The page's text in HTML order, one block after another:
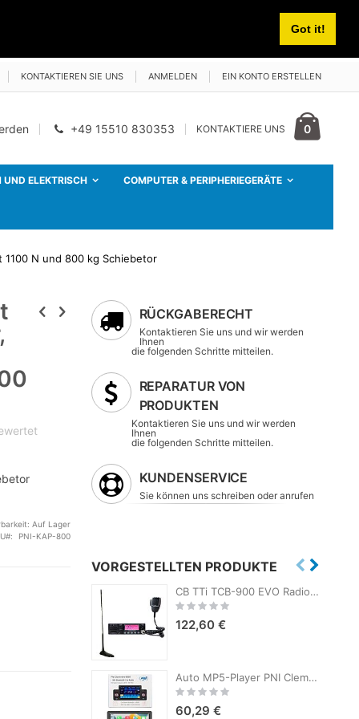
Got it!
KONTAKTIEREN SIE UNS ANMELDEN EIN KONTO ERSTELLEN
0Artikel
+49 15510 830353 KONTAKTIERE UNS
UND ELEKTRISCH COMPUTER & PERIPHERIEGERÄTE
N und 800 kg Schiebetor
Auf Lager
PNI-KAP-800
RÜCKGABERECHT
Kontaktieren Sie uns und wir werden
Ihnen
die folgenden Schritte mitteilen.
REPARATUR VON
PRODUKTEN
Kontaktieren Sie uns und wir werden
Ihnen
die folgenden Schritte mitteilen.
KUNDENSERVICE
Sie können uns schreiben oder anrufen
VORGESTELLTEN PRODUKTE
CB TTi TCB-900 EVO Radiosender-Kit + PNI Extra 45 CB-Antenne mit Magnet
Rating:
122,60 €
Auto MP5-Player PNI Clementine 9555 1DIN Display 5 Zoll 4 x 50W, Bluetooth, UKW-Radio, Carplay, RDS-Funktion
Rating:
60,29 €